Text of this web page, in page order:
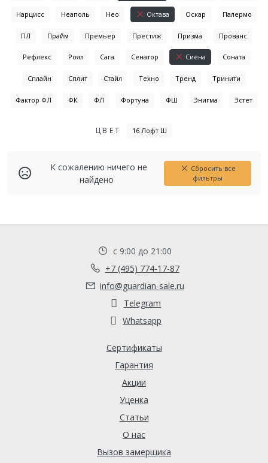
Нарцисс Неаполь Нео Октава Оскар Палермо
ПЛ Прайм Премьер Престиж Призма Прованс
Рефлекс Роял Сага Сенатор Сиена Соната
Сплайн Сплит Стайл Техно Тренд Тринити
Фактор ФЛ ФК ФЛ Фортуна ФШ Энигма Эстет
ЦВЕТ 16 Лофт Ш
К сожалению ничего не
найдено
Сбросить все
фильтры
с 9:00 до 21:00
+7 (495) 774-17-87
info@guardian-sale.ru
Telegram
Whatsapp
Сертификаты
Гарантия
Акции
Уценка
Статьи
О нас
Вызов замерщика